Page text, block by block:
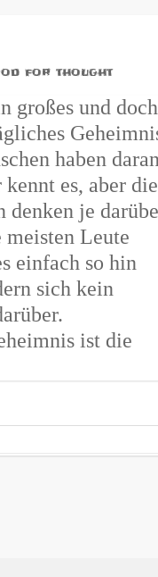
for thought
großes und doch
haben daran
es, aber die
denken je
meisten Leute
einfach so hin
sich kein
ist die